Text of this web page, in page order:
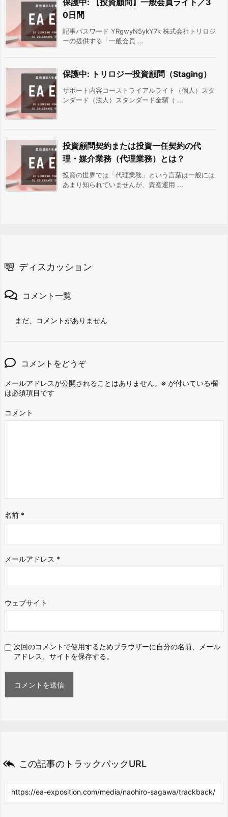
保護中: 【投資顧問】一般会員ライト／3
0日間
記事パスワード YRgwyN5ykY7k 株式会社トリロジ
ーの提供する「一般会員 ...
保護中: トリロジー投資顧問（Staging）
サポート内容コーストライアルライト（個人）スタ
ンダード（法人）スタンダード金額（ ...
投資顧問契約または投資一任契約の代
理・媒介業務（代理業務）とは？
投資の世界では「代理業務」という言葉は一般には
あまり知られていませんが、資産運用 ...
ディスカッション
コメント一覧
まだ、コメントがありません
コメントをどうぞ
メールアドレスが公開されることはありません。 ※ が付いている欄
は必須項目です
コメント
名前 *
メールアドレス *
ウェブサイト
次回のコメントで使用するためブラウザーに自分の名前、メール
アドレス、サイトを保存する。
 この記事のトラックバックURL